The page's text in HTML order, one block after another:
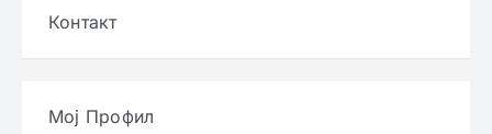
Контакт
Мој Профил